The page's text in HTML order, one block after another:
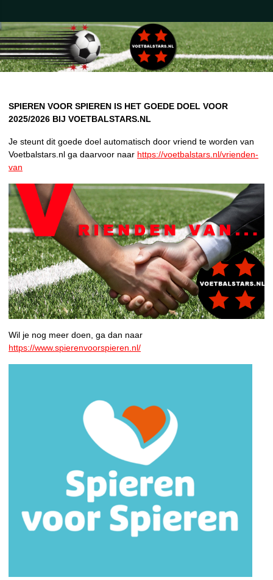
SPIEREN VOOR SPIEREN IS HET GOEDE DOEL VOOR
2025/2026 BIJ VOETBALSTARS.NL
Je steunt dit goede doel automatisch door vriend te worden van
Voetbalstars.nl ga daarvoor naar https://voetbalstars.nl/vrienden-
van
Wil je nog meer doen, ga dan naar
https://www.spierenvoorspieren.nl/